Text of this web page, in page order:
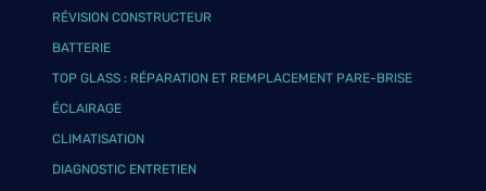
RÉVISION CONSTRUCTEUR
BATTERIE
TOP GLASS : RÉPARATION ET REMPLACEMENT PARE-BRISE
ÉCLAIRAGE
CLIMATISATION
DIAGNOSTIC ENTRETIEN